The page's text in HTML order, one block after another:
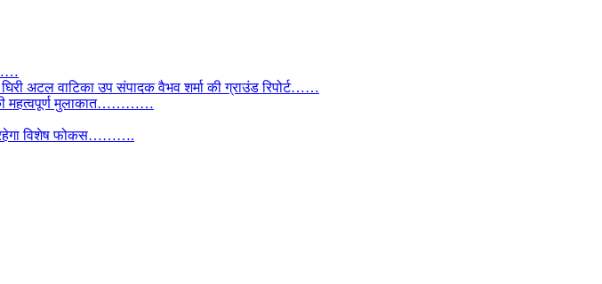
अटल वाटिका उप संपादक वैभव शर्मा की ग्राउंड रिपोर्ट……
की महत्वपूर्ण मुलाकात…………
रहेगा विशेष फोकस……….